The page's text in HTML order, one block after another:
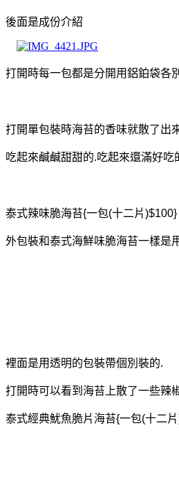
後面是成份介紹
打開時每一包都是分開用鋁鉑袋各
打開單包裝時海苔的香味就散了出
吃起來鹹鹹甜甜的.吃起來還滿好吃
泰式辣味脆海苔{一包(十二片)$100}
外包裝和泰式海鮮味脆海苔一樣是
裡面是用透明的包裝帶個別裝的.
打開時可以看到海苔上散了一些辣
泰式經典魷魚脆片海苔{一包(十二片